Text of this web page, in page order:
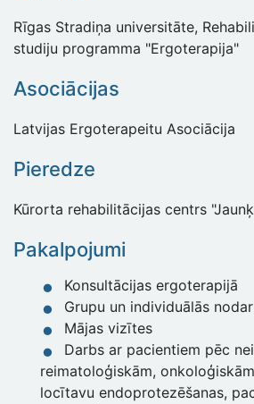
Rīgas Stradiņa universitāte,
studiju programma "Ergoterapija"
Asociācijas
Latvijas Ergoterapeitu Asociācija
Pieredze
Kūrorta rehabilitācijas centrs
Pakalpojumi
Konsultācijas ergoterapijā
Grupu un individuālās
Mājas vizītes
Darbs ar pacientiem pēc
reimatoloģiskām,
locītavu endoprotezēšanas,